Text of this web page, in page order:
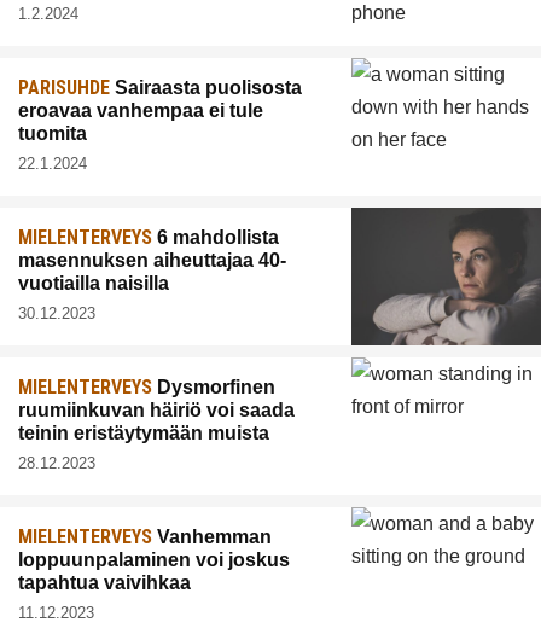
1.2.2024
PARISUHDE Sairaasta puolisosta
eroavaa vanhempaa ei tule
tuomita
22.1.2024
MIELENTERVEYS 6 mahdollista
masennuksen aiheuttajaa 40-
vuotiailla naisilla
30.12.2023
MIELENTERVEYS Dysmorfinen
ruumiinkuvan häiriö voi saada
teinin eristäytymään muista
28.12.2023
MIELENTERVEYS Vanhemman
loppuunpalaminen voi joskus
tapahtua vaivihkaa
11.12.2023